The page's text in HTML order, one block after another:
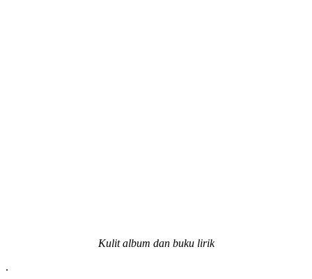
Kulit album dan buku lirik
.